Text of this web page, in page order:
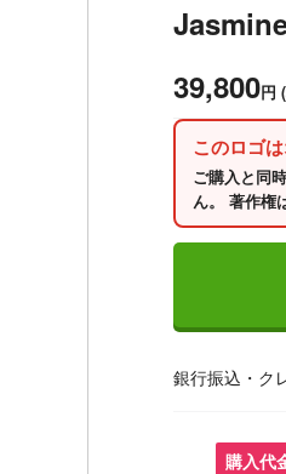
39,800円
このロゴ
ご購入と同
ん。 著作権
銀行振込・ク
購入代